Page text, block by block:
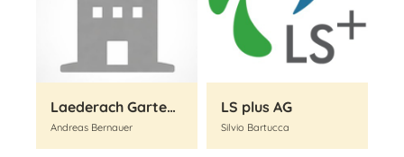
Laederach Gartenbau AG
Andreas Bernauer
LS plus AG
Silvio Bartucca